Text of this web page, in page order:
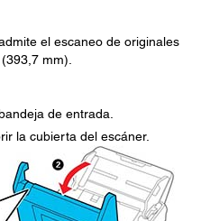
el escaneo de originales
mm).
de entrada.
la cubierta del escáner.